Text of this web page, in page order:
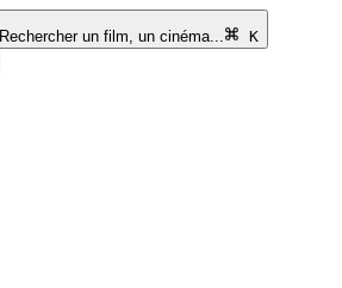
Rechercher un film, un cinéma...
K